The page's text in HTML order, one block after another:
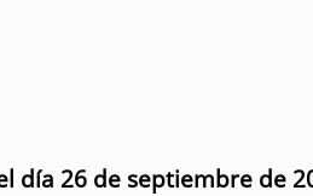
día 26 de septiembre de